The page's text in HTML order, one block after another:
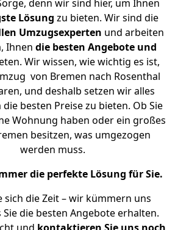
denn wir sind hier, um Ihnen
Lösung zu bieten. Wir sind die
Umzugsexperten und arbeiten
Ihnen die besten Angebote und
Wir wissen, wie wichtig es ist,
von Bremen nach Rosenthal
und deshalb setzen wir alles
besten Preise zu bieten. Ob Sie
Wohnung haben oder ein großes
besitzen, was umgezogen
werden muss.
die perfekte Lösung für Sie.
sich die Zeit – wir kümmern uns
die besten Angebote erhalten.